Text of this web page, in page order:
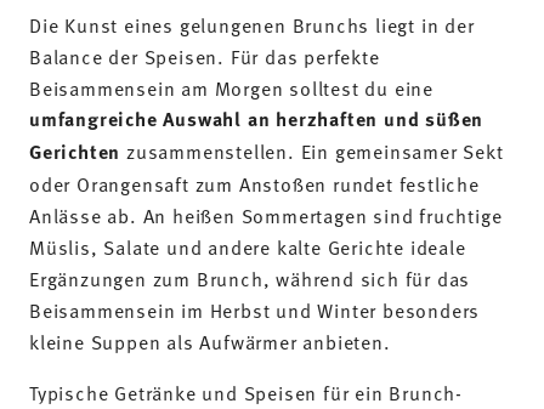
Ergänzungen zum Brunch, während sich für das
Beisammensein im Herbst und Winter besonders
kleine Suppen als Aufwärmer anbieten.
Typische Getränke und Speisen für ein Brunch-
Buffet sind:
Frische Brötchen und andere herzhafte
Brotvariationen
Süßes Gebäck wie Croissants oder Plunderteilchen
Veganer Aufschnitt sowie eine große Käse- und
Wurstauswahl
Eierspeisen wie Rührei, Spiegelei oder Egg Benedict
Salate, Quiches und Suppen